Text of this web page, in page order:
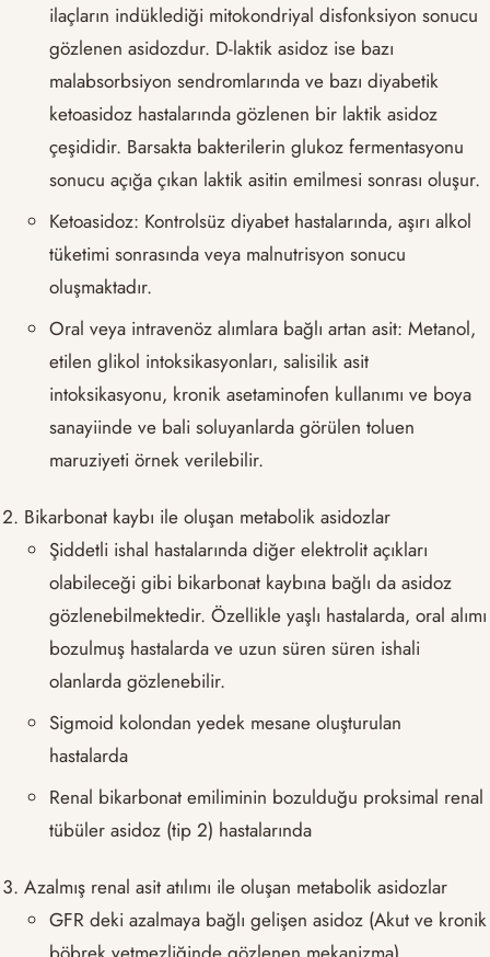
ilaçların indüklediği mitokondriyal disfonksiyon sonucu
gözlenen asidozdur. D-laktik asidoz ise bazı
malabsorbsiyon sendromlarında ve bazı diyabetik
ketoasidoz hastalarında gözlenen bir laktik asidoz
çeşididir. Barsakta bakterilerin glukoz fermentasyonu
sonucu açığa çıkan laktik asitin emilmesi sonrası oluşur.
Ketoasidoz: Kontrolsüz diyabet hastalarında, aşırı alkol
tüketimi sonrasında veya malnutrisyon sonucu
oluşmaktadır.
Oral veya intravenöz alımlara bağlı artan asit: Metanol,
etilen glikol intoksikasyonları, salisilik asit
intoksikasyonu, kronik asetaminofen kullanımı ve boya
sanayiinde ve bali soluyanlarda görülen toluen
maruziyeti örnek verilebilir.
Bikarbonat kaybı ile oluşan metabolik asidozlar
Şiddetli ishal hastalarında diğer elektrolit açıkları
olabileceği gibi bikarbonat kaybına bağlı da asidoz
gözlenebilmektedir. Özellikle yaşlı hastalarda, oral alımı
bozulmuş hastalarda ve uzun süren süren ishali
olanlarda gözlenebilir.
Sigmoid kolondan yedek mesane oluşturulan
hastalarda
Renal bikarbonat emiliminin bozulduğu proksimal renal
tübüler asidoz (tip 2) hastalarında
Azalmış renal asit atılımı ile oluşan metabolik asidozlar
GFR deki azalmaya bağlı gelişen asidoz (Akut ve kronik